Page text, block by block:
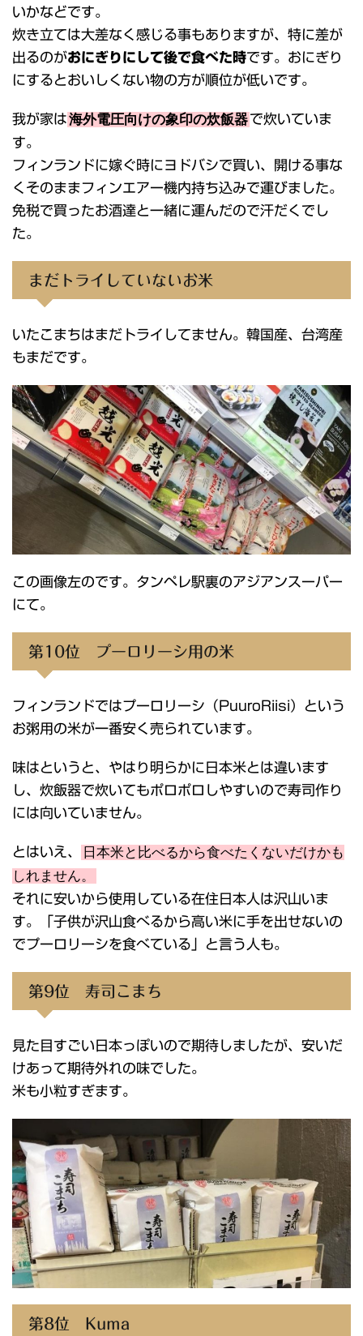
いかなどです。
炊き立ては大差なく感じる事もありますが、特に差が
出るのがおにぎりにして後で食べた時です。おにぎり
にするとおいしくない物の方が順位が低いです。
我が家は海外電圧向けの象印の炊飯器で炊いていま
す。
フィンランドに嫁ぐ時にヨドバシで買い、開ける事な
くそのままフィンエアー機内持ち込みで運びました。
免税で買ったお酒達と一緒に運んだので汗だくでし
た。
まだトライしていないお米
いたこまちはまだトライしてません。韓国産、台湾産
もまだです。
この画像左のです。タンペレ駅裏のアジアンスーパー
にて。
第10位 プーロリーシ用の米
フィンランドではプーロリーシ（PuuroRiisi）という
お粥用の米が一番安く売られています。
味はというと、やはり明らかに日本米とは違います
し、炊飯器で炊いてもポロポロしやすいので寿司作り
には向いていません。
とはいえ、
日本米と比べるから食べたくないだけかも
しれません。
それに安いから使用している在住日本人は沢山いま
す。「子供が沢山食べるから高い米に手を出せないの
でプーロリーシを食べている」と言う人も。
第9位 寿司こまち
見た目すごい日本っぽいので期待しましたが、安いだ
けあって期待外れの味でした。
米も小粒すぎます。
第8位 Kuma